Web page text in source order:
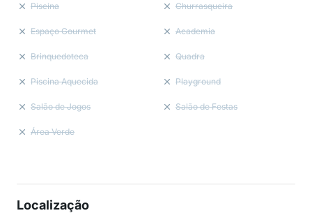
Piscina Churrasqueira
Espaço Gourmet Academia
Brinquedoteca Quadra
Piscina Aquecida Playground
Salão de Jogos Salão de Festas
Área Verde
Localização